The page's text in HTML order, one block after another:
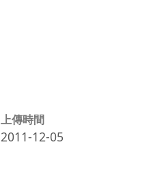
上傳時間
2011-12-05